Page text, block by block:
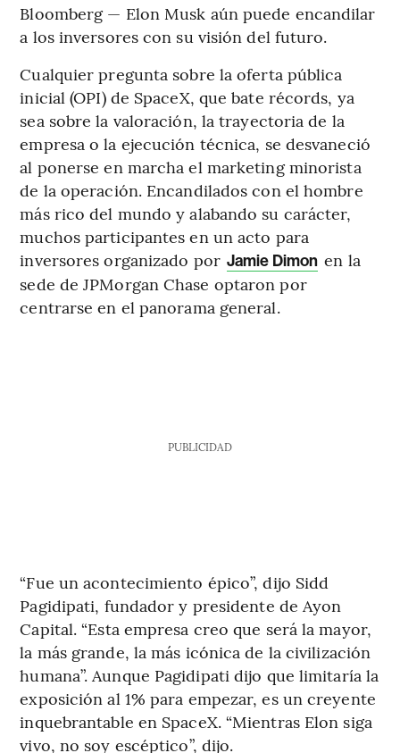
Bloomberg — Elon Musk aún puede encandilar
a los inversores con su visión del futuro.
Cualquier pregunta sobre la oferta pública
inicial (OPI) de SpaceX, que bate récords, ya
sea sobre la valoración, la trayectoria de la
empresa o la ejecución técnica, se desvaneció
al ponerse en marcha el marketing minorista
de la operación. Encandilados con el hombre
más rico del mundo y alabando su carácter,
muchos participantes en un acto para
inversores organizado por Jamie Dimon en la
sede de JPMorgan Chase optaron por
centrarse en el panorama general.
PUBLICIDAD
“Fue un acontecimiento épico”, dijo Sidd
Pagidipati, fundador y presidente de Ayon
Capital. “Esta empresa creo que será la mayor,
la más grande, la más icónica de la civilización
humana”. Aunque Pagidipati dijo que limitaría la
exposición al 1% para empezar, es un creyente
inquebrantable en SpaceX. “Mientras Elon siga
vivo, no soy escéptico”, dijo.